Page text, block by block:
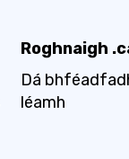
Roghnaigh
Dá
léamh